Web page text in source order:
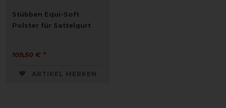
Stübben Equi-Soft
Polster für Sattelgurt
109,50 € *
ARTIKEL MERKEN